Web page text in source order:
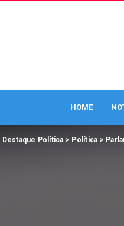
HOME
Destaque Política > Política >